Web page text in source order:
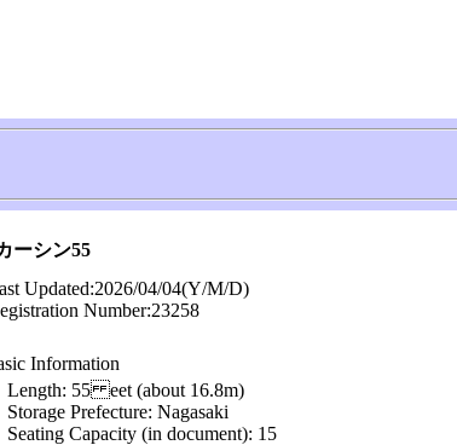
ーシン55
Updated:2026/04/04(Y/M/D)
Number:23258
Information
Length: 55 eet (about 16.8m)
Storage Prefecture: Nagasaki
Seating Capacity (in document): 15